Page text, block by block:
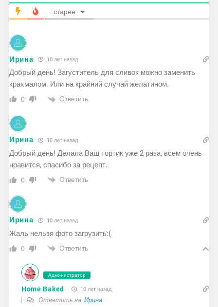
старее
Ирина 10 лет назад
Добрый день! Загуститель для сливок можно заменить
крахмалом. Или на крайний случай желатином.
0 Ответить
Ирина 10 лет назад
Добрый день! Делала Ваш тортик уже 2 раза, всем очень
нравится, спасибо за рецепт.
0 Ответить
Ирина 10 лет назад
Жаль нельзя фото загрузить:(
0 Ответить
Администратор
Home Baked 10 лет назад
Ответить на Ирина